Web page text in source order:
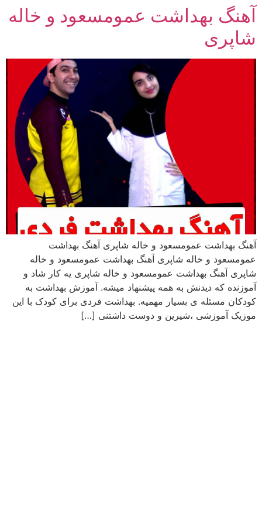
پرش
محتوا
آهنگ بهداشت عمومسعود و خاله
شاپری
آهنگ بهداشت عمومسعود و خاله شاپری آهنگ بهداشت
عمومسعود و خاله شاپری آهنگ بهداشت عمومسعود و خاله
شاپری آهنگ بهداشت عمومسعود و خاله شاپری یه کار شاد و
آموزنده که دیدنش به همه پیشنهاد میشه. آموزش بهداشت به
کودکان مسئله ی بسیار مهمیه. بهداشت فردی برای کودک با این
موزیک آموزشی ،شیرین و دوست داشتنی […]